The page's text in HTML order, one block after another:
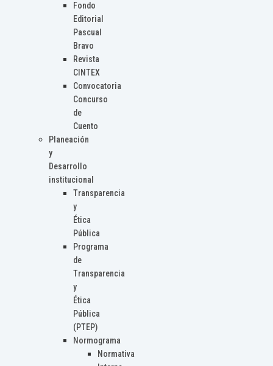
Fondo
Editorial
Pascual
Bravo
Revista
CINTEX
Convocatoria
Concurso
de
Cuento
Planeación
y
Desarrollo
institucional
Transparencia
y
Ética
Pública
Programa
de
Transparencia
y
Ética
Pública
(PTEP)
Normograma
Normativa